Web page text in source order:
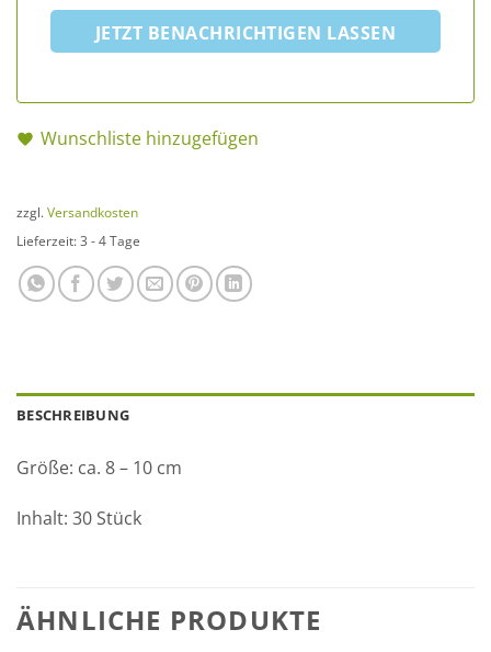
JETZT BENACHRICHTIGEN LASSEN
Wunschliste hinzugefügen
zzgl. Versandkosten
Lieferzeit: 3 - 4 Tage
BESCHREIBUNG
Größe: ca. 8 – 10 cm
Inhalt: 30 Stück
ÄHNLICHE PRODUKTE